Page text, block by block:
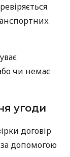
чи немає
угоди
договір
допомогою